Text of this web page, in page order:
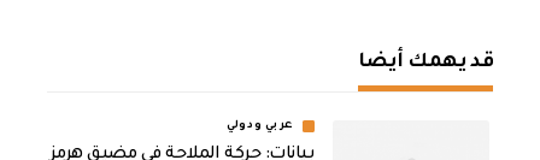
قد يهمك أيضا
عربي ودولي
بيانات: حركة الملاحة في مضيق هرمز